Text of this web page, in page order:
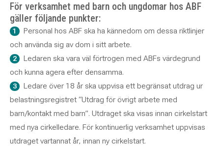
För verksamhet med barn och ungdomar hos ABF
gäller följande punkter:
Personal hos ABF ska ha kännedom om dessa riktlinjer
och använda sig av dom i sitt arbete.
Ledaren ska vara väl förtrogen med ABFs värdegrund
och kunna agera efter densamma.
Ledare över 18 år ska uppvisa ett begränsat utdrag ur
belastningsregistret “Utdrag för övrigt arbete med
barn/kontakt med barn”. Utdraget ska visas innan cirkelstart
med nya cirkelledare. För kontinuerlig verksamhet uppvisas
utdraget vartannat år, innan ny cirkelstart.